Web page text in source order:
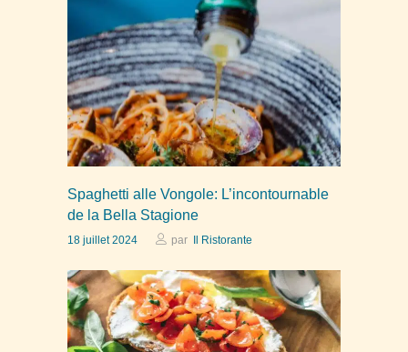
Spaghetti alle Vongole: L’incontournable
de la Bella Stagione
18 juillet 2024 par Il Ristorante